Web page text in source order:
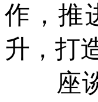
作，推
升，打
座谈